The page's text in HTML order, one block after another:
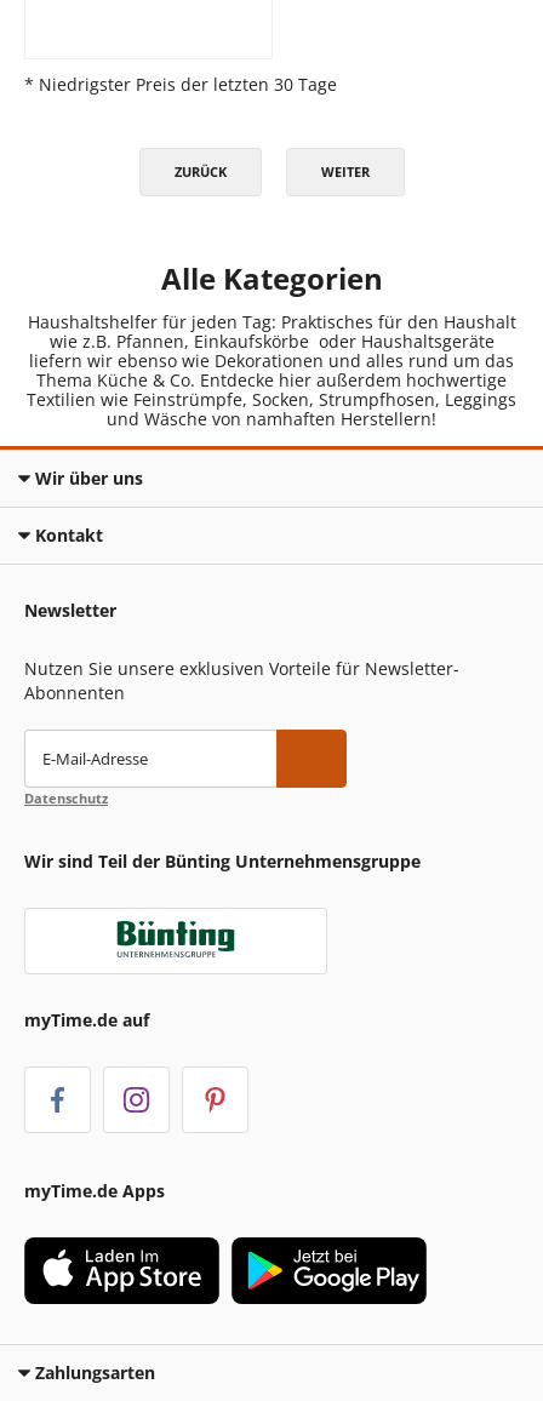
* Niedrigster Preis der letzten 30 Tage
ZURÜCK WEITER
Alle Kategorien
Haushaltshelfer für jeden Tag: Praktisches für den Haushalt
wie z.B. Pfannen, Einkaufskörbe oder Haushaltsgeräte
liefern wir ebenso wie Dekorationen und alles rund um das
Thema Küche & Co. Entdecke hier außerdem hochwertige
Textilien wie Feinstrümpfe, Socken, Strumpfhosen, Leggings
und Wäsche von namhaften Herstellern!
Wir über uns
Kontakt
Newsletter
Nutzen Sie unsere exklusiven Vorteile für Newsletter-
Abonnenten
E-Mail-Adresse
Datenschutz
Wir sind Teil der Bünting Unternehmensgruppe
myTime.de auf
myTime.de Apps
Zahlungsarten